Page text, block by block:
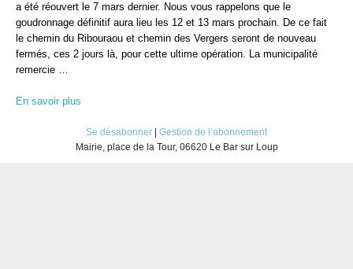
a été réouvert le 7 mars dernier. Nous vous rappelons que le
goudronnage définitif aura lieu les 12 et 13 mars prochain. De ce fait
le chemin du Ribouraou et chemin des Vergers seront de nouveau
fermés, ces 2 jours là, pour cette ultime opération. La municipalité
remercie …
En savoir plus
Se désabonner
Gestion de l’abonnement
Mairie, place de la Tour, 06620 Le Bar sur Loup